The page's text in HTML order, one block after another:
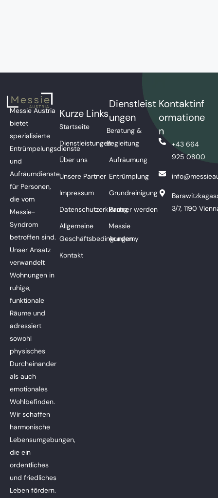
Messie Austria
bietet
spezialisierte
Entrümpelungsdienste
und
Aufräumdienste
für Personen,
die vom
Messie-
Syndrom
betroffen sind.
Unser Ansatz
verwandelt
Wohnungen in
ruhige,
funktionale
Räume und
adressiert
sowohl
physisches
Durcheinander
als auch
emotionales
Wohlbefinden.
Wir schaffen
harmonische
Lebensumgebungen,
die ein
ordentliches
und friedliches
Leben fördern.
Kurze Links
Startseite
Dienstleistungen
Über uns
Unsere Partner
Impressum
Datenschutzerklärung
Allgemeine
Geschäftsbedingungen
Kontakt
Dienstleist
ungen
Beratung &
Begleitung
Aufräumung
Entrümplung
Grundreinigung
Partner werden
Messie
Academy
Kontaktinf
ormatione
n
+43 664
925 0800
3/7, 1190